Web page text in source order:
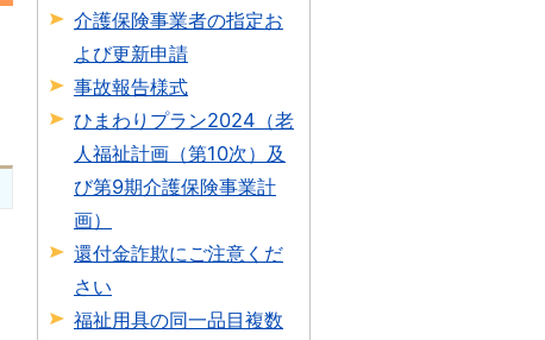
介護保険事業者の指定お
よび更新申請
事故報告様式
ひまわりプラン2024（老
人福祉計画（第10次）及
び第9期介護保険事業計
画）
還付金詐欺にご注意くだ
さい
福祉用具の同一品目複数